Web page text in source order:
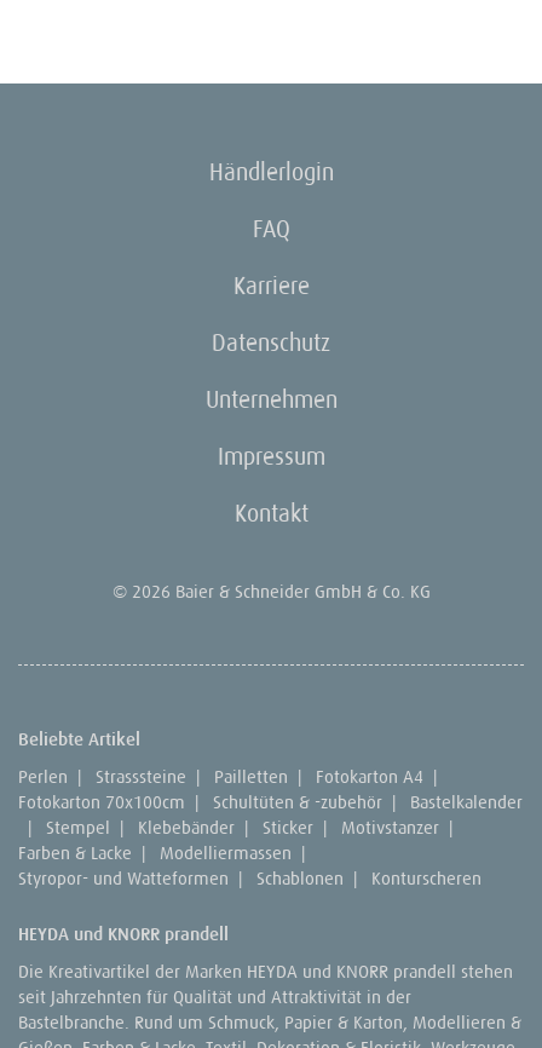
Händlerlogin
FAQ
Karriere
Datenschutz
Unternehmen
Impressum
Kontakt
© 2026 Baier & Schneider GmbH & Co. KG
Beliebte Artikel
Perlen | Strasssteine | Pailletten | Fotokarton A4 |
Fotokarton 70x100cm | Schultüten & -zubehör |
Bastelkalender
|
Stempel | Klebebänder | Sticker | Motivstanzer |
Farben & Lacke | Modelliermassen |
Styropor- und Watteformen | Schablonen | Konturscheren
HEYDA und KNORR prandell
Die Kreativartikel der Marken HEYDA und KNORR prandell stehen
seit Jahrzehnten für Qualität und Attraktivität in der
Bastelbranche. Rund um Schmuck, Papier & Karton, Modellieren &